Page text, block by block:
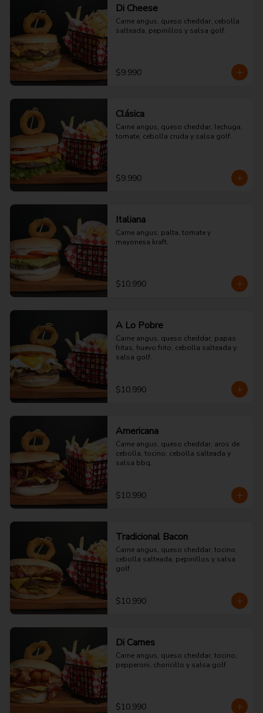
Di Cheese
Carne angus, queso cheddar, cebolla
salteada, pepinillos y salsa golf.
$9.990
Clásica
Carne angus, queso cheddar, lechuga,
tomate, cebolla cruda y salsa golf.
$9.990
Italiana
Carne angus, palta, tomate y
mayonesa kraft.
$10.990
A Lo Pobre
Carne angus, queso cheddar, papas
fritas, huevo frito, cebolla salteada y
salsa golf.
$10.990
Americana
Carne angus, queso cheddar, aros de
cebolla, tocino, cebolla salteada y
salsa bbq.
$10.990
Tradicional Bacon
Carne angus, queso cheddar, tocino,
cebolla salteada, pepinillos y salsa
golf.
$10.990
Di Carnes
Carne angus, queso cheddar, tocino,
pepperoni, choricillo y salsa golf.
$10.990